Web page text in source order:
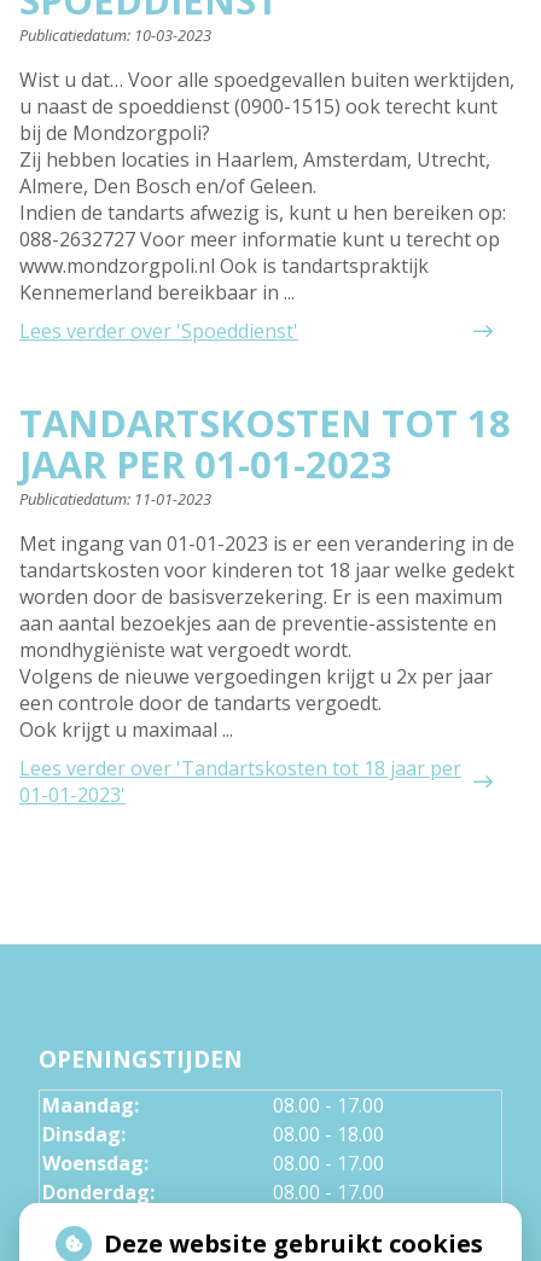
Publicatiedatum: 10-03-2023
Wist u dat… Voor alle spoedgevallen buiten werktijden,
u naast de spoeddienst (0900-1515) ook terecht kunt
bij de Mondzorgpoli?
Zij hebben locaties in Haarlem, Amsterdam, Utrecht,
Almere, Den Bosch en/of Geleen.
Indien de tandarts afwezig is, kunt u hen bereiken op:
088-2632727 Voor meer informatie kunt u terecht op
www.mondzorgpoli.nl Ook is tandartspraktijk
Kennemerland bereikbaar in ...
Lees verderover 'Spoeddienst'
TANDARTSKOSTEN TOT 18
JAAR PER 01-01-2023
Publicatiedatum: 11-01-2023
Met ingang van 01-01-2023 is er een verandering in de
tandartskosten voor kinderen tot 18 jaar welke gedekt
worden door de basisverzekering. Er is een maximum
aan aantal bezoekjes aan de preventie-assistente en
mondhygiëniste wat vergoedt wordt.
Volgens de nieuwe vergoedingen krijgt u 2x per jaar
een controle door de tandarts vergoedt.
Ook krijgt u maximaal ...
Lees verderover 'Tandartskosten tot 18 jaar per
01-01-2023'
OPENINGSTIJDEN
Maandag:
08.00 - 17.00
Dinsdag:
08.00 - 18.00
Woensdag:
08.00 - 17.00
Donderdag:
08.00 - 17.00
Vrijdag:
Deze website gebruikt cookies